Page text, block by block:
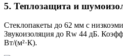
5. Теплозащита и
Стеклопакеты до 62 мм с
Звукоизоляция до Rw 44 дБ.
Вт/(м²·К).